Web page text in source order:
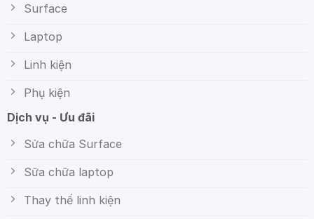
Surface
Laptop
Linh kiện
Phụ kiện
Dịch vụ - Ưu đãi
Sửa chữa Surface
Sữa chữa laptop
Thay thế linh kiện